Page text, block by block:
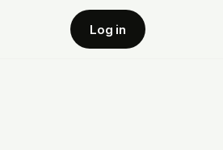
Log in